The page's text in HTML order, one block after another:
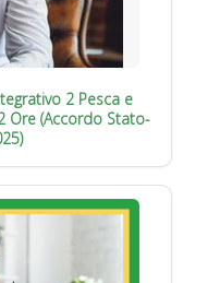
2 Pesca e
Ore (Accordo Stato-